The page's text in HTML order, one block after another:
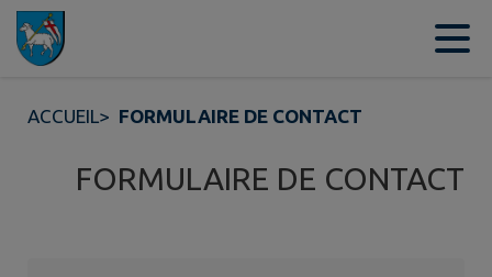
Contenu
ACCUEIL> FORMULAIRE DE CONTACT
FORMULAIRE DE CONTACT